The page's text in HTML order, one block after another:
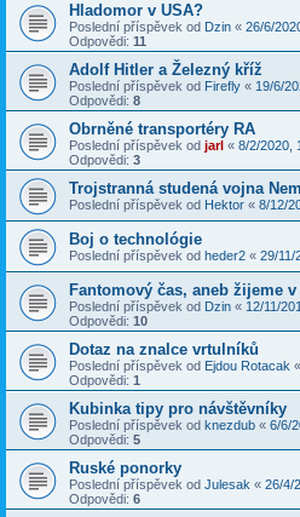
Hladomor v USA?
Poslední příspěvek od Dzin « 26/6/
Odpovědi: 11
Adolf Hitler a Železný kříž
Poslední příspěvek od Firefly « 19/6/
Odpovědi: 8
Obrněné transportéry RA
Poslední příspěvek od jarl « 8/2/2020,
Odpovědi: 3
Trojstranná studená vojna
Poslední příspěvek od Hektor « 8/12/
Boj o technológie
Poslední příspěvek od heder2 « 29/11/
Fantomový čas, aneb žijeme v
Poslední příspěvek od Dzin « 12/11/
Odpovědi: 10
Dotaz na znalce vrtulníků
Poslední příspěvek od Ejdou Rotacak «
Odpovědi: 1
Kubinka tipy pro návštěvníky
Poslední příspěvek od knezdub « 6/6/
Odpovědi: 5
Ruské ponorky
Poslední příspěvek od Julesak « 26/4/
Odpovědi: 6